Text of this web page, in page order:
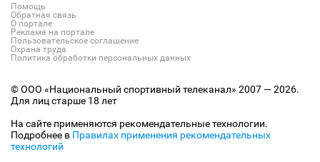
Помощь
Обратная связь
О портале
Реклама на портале
Пользовательское соглашение
Охрана труда
Политика обработки персональных данных
© ООО «Национальный спортивный телеканал» 2007 — 2026.
Для лиц старше 18 лет
На сайте применяются рекомендательные технологии.
Подробнее в Правилах применения рекомендательных
технологий